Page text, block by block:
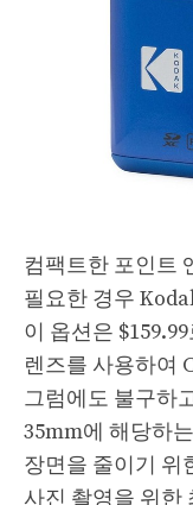
컴팩트한 포인트
필요한 경우
이 옵션은
렌즈를 사용하여
그럼에도 불구하
35mm에 해당하
장면을 줄이기 위
사진 촬영을 위한